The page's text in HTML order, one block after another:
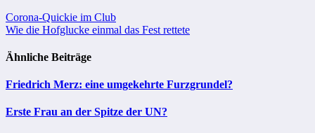
Beitragsnavigation
Corona-Quickie im Club
Wie die Hofglucke einmal das Fest rettete
Ähnliche Beiträge
Friedrich Merz: eine umgekehrte Furzgrundel?
Erste Frau an der Spitze der UN?